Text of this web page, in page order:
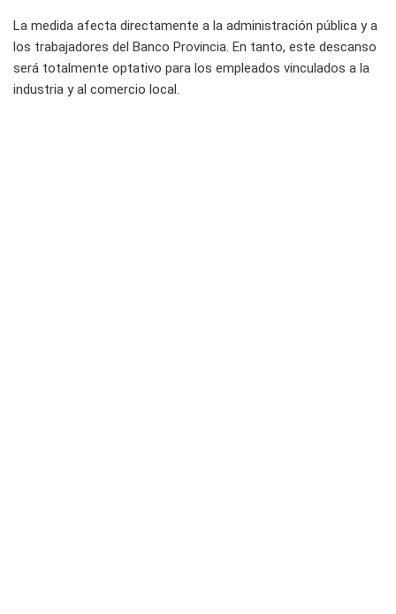
La medida afecta directamente a la administración pública y a
los trabajadores del Banco Provincia. En tanto, este descanso
será totalmente optativo para los empleados vinculados a la
industria y al comercio local.